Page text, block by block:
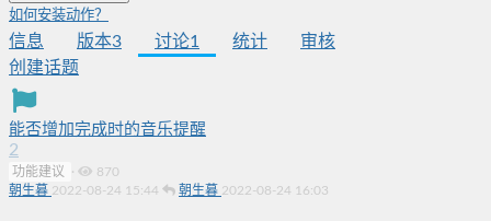
如何安装动作？
信息 版本3 讨论1 统计
审核
创建话题
能否增加完成时的音乐提醒
2
功能建议 ·
870
朝生暮 2022-08-24 15:44 朝生暮 2022-08-24 16:03